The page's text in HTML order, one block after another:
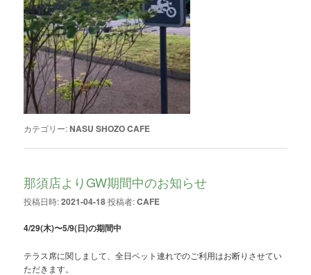
カテゴリー:NASU SHOZO CAFE
那須店よりGW期間中のお知らせ
投稿日時:2021-04-18投稿者:CAFE
4/29(木)〜5/9(日)の期間中
テラス席に関しまして、全日ペット連れでのご利用はお断りさせてい
ただきます。